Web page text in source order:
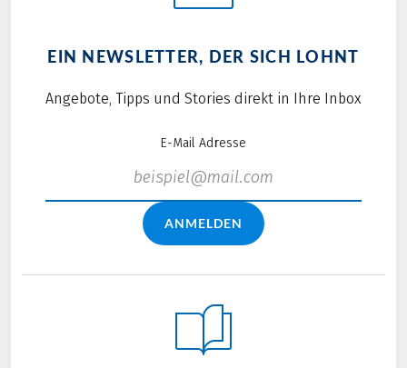
EIN NEWSLETTER, DER SICH LOHNT
Angebote, Tipps und Stories direkt in Ihre Inbox
E-Mail Adresse
ANMELDEN